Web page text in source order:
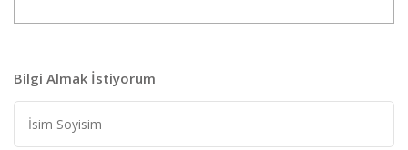
Bilgi Almak İstiyorum